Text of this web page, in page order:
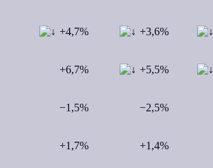
+4,7% +3,6%
+6,7% +5,5%
−1,5% −2,5%
+1,7% +1,4%